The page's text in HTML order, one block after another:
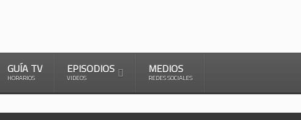
GUÍA TV
HORARIOS
EPISODIOS
VIDEOS
MEDIOS
REDES SOCIALES